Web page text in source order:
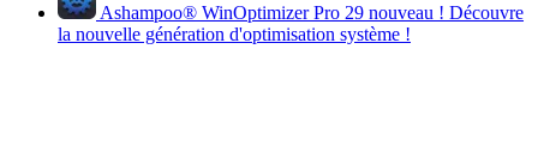
Ashampoo® WinOptimizer Pro 29 nouveau ! Découvre
la nouvelle génération d'optimisation système !